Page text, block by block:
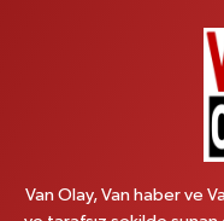
BEYAZIT MAH.ZEYLAN
Afşar Eczanesi
Van Olay, Van haber ve